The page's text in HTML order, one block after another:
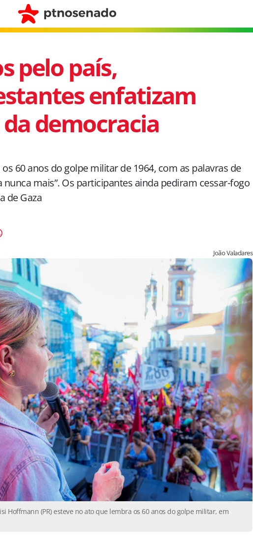
pelo país,
enfatizam
democracia
60 anos do golpe militar de 1964, com as palavras de
nunca mais”. Os participantes ainda pediram cessar-fogo
de Gaza
João Valadares
Hoffmann (PR) esteve no ato que lembra os 60 anos do golpe militar, em